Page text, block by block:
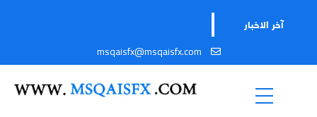
آخر الاخبار
msqaisfx@msqaisfx.com